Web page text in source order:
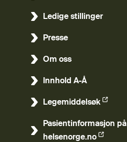
Ledige stillinger
Presse
Om oss
Innhold A-Å
Legemiddelsøk
(Ekstern lenke)
Pasientinformasjon på
helsenorge.no
(Ekstern lenke)